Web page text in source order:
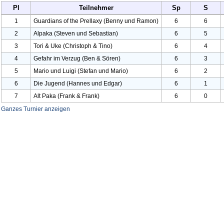
Pl Teilnehmer Sp S
1 Guardians of the Prellaxy (Benny und Ramon) 6
6
2
Alpaka (Steven und Sebastian) 6
5
3
Tori & Uke (Christoph & Tino) 6
4
4
Gefahr im Verzug (Ben & Sören) 6
3
5
Mario und Luigi (Stefan und Mario) 6
2
6
Die Jugend (Hannes und Edgar) 6
1
7
Alt Paka (Frank & Frank) 6
0
Ganzes Turnier anzeigen